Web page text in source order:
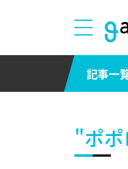
記事一
"ポ